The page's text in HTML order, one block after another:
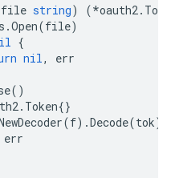
file string) (*oauth2.
.Open(file)
{
nil,
err
()
. Token{}
(f).Decode(tok)
err